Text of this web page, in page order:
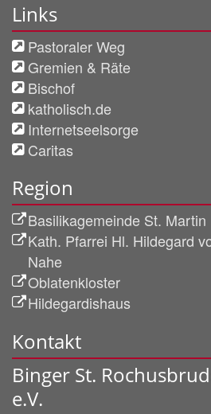
Links
Pastoraler Weg
Gremien & Räte
Bischof
katholisch.de
Internetseelsorge
Caritas
Region
Basilikagemeinde St. Martin
Kath. Pfarrei Hl. Hildegard
Nahe
Oblatenkloster
Hildegardishaus
Kontakt
Binger St.
e.V.